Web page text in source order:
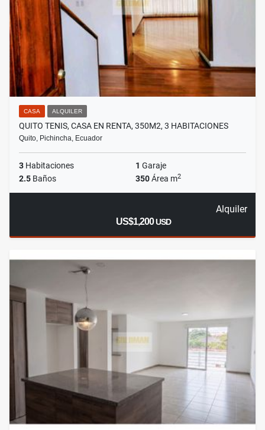
CASA ALQUILER
QUITO TENIS, CASA EN RENTA, 350M2, 3 HABITACIONES
Quito, Pichincha, Ecuador
3 Habitaciones 1 Garaje
2.5 Baños 350Área m2
Alquiler
US$1,200USD